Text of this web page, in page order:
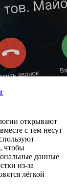
открывают
с тем несут
чтобы
данные
из‑за
лёгкой